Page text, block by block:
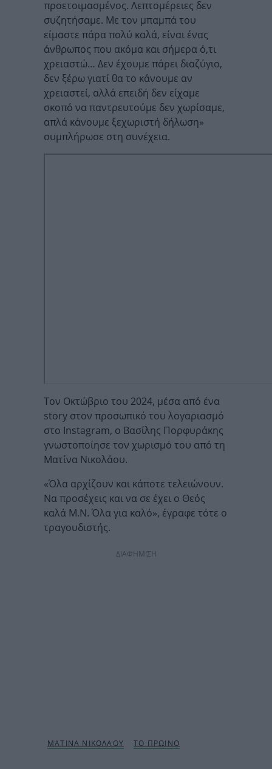
προετοιμασμένος. Λεπτομέρειες δεν
συζητήσαμε. Με τον μπαμπά του
είμαστε πάρα πολύ καλά, είναι ένας
άνθρωπος που ακόμα και σήμερα ό,τι
χρειαστώ… Δεν έχουμε πάρει διαζύγιο,
δεν ξέρω γιατί θα το κάνουμε αν
χρειαστεί, αλλά επειδή δεν είχαμε
σκοπό να παντρευτούμε δεν χωρίσαμε,
απλά κάνουμε ξεχωριστή δήλωση»
συμπλήρωσε στη συνέχεια.
Τον Οκτώβριο του 2024, μέσα από ένα
story στον προσωπικό του λογαριασμό
στο Instagram, ο Βασίλης Πορφυράκης
γνωστοποίησε τον χωρισμό του από τη
Ματίνα Νικολάου.
«Όλα αρχίζουν και κάποτε τελειώνουν.
Να προσέχεις και να σε έχει ο Θεός
καλά Μ.Ν. Όλα για καλό», έγραφε τότε ο
τραγουδιστής.
ΔΙΑΦΗΜΙΣΗ